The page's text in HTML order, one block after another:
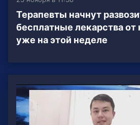
Терапевты начнут
бесплатные лекарства от
уже на этой неделе